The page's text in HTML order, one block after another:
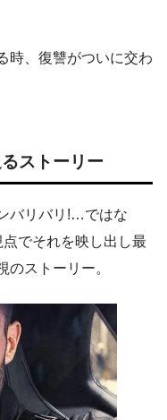
時、復讐がついに交わ
ストーリー
バリバリ!…ではな
でそれを映し出し最
ストーリー。